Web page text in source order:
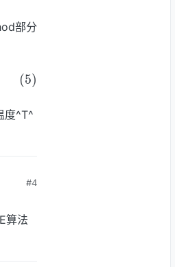
部分
度^T^
#4
算法